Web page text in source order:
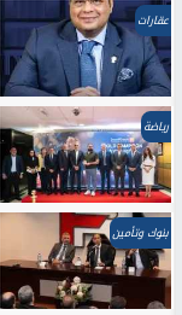
عقارات
رياضة
بنوك وتأمين